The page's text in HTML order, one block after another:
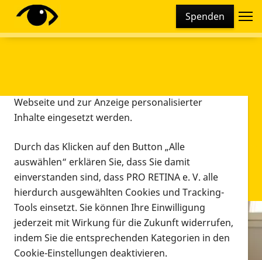
Spenden
Infomaterial
Infomaterial
Diese Webseite setzt verschiedene Cookies und
Tracking-Tools ein. Dies beinhaltet Cookies und
Webseite und zur Anzeige personalisierter
Inhalte eingesetzt werden.
Durch das Klicken auf den Button „Alle
auswählen“ erklären Sie, dass Sie damit
einverstanden sind, dass PRO RETINA e. V. alle
hierdurch ausgewählten Cookies und Tracking-
Tools einsetzt. Sie können Ihre Einwilligung
jederzeit mit Wirkung für die Zukunft widerrufen,
indem Sie die entsprechenden Kategorien in den
Cookie-Einstellungen deaktivieren.